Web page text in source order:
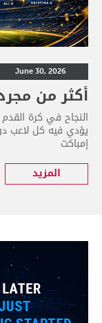
June 30, 2026
أكثر من
النجاح في كرة
يؤدي فيه كل لاعب
إمباكت
المزيد